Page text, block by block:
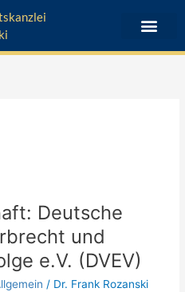
Deutsche
und
e.V. (DVEV)
/ Dr. Frank Rozanski